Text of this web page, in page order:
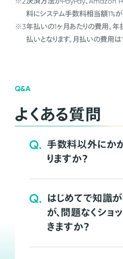
料にシステム手数料相当額1%が
※3年払いの1ヶ月あたりの費用。年
払いとなります。月払いの費用は
Q&A
よくある質問
Q. 手数料以外にか
りますか？
Q. はじめてで知識
が、問題なくショ
きますか？